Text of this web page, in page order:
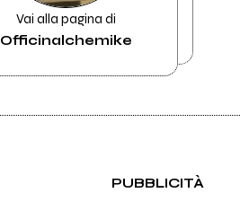
Vai alla pagina di
Officinalchemike
PUBBLICITÀ